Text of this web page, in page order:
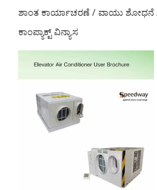
ಶಾಂತ ಕಾರ್ಯಾಚರಣೆ / ವಾಯು
ಕಾಂಪ್ಯಾಕ್ಟ್ ವಿನ್ಯಾಸ